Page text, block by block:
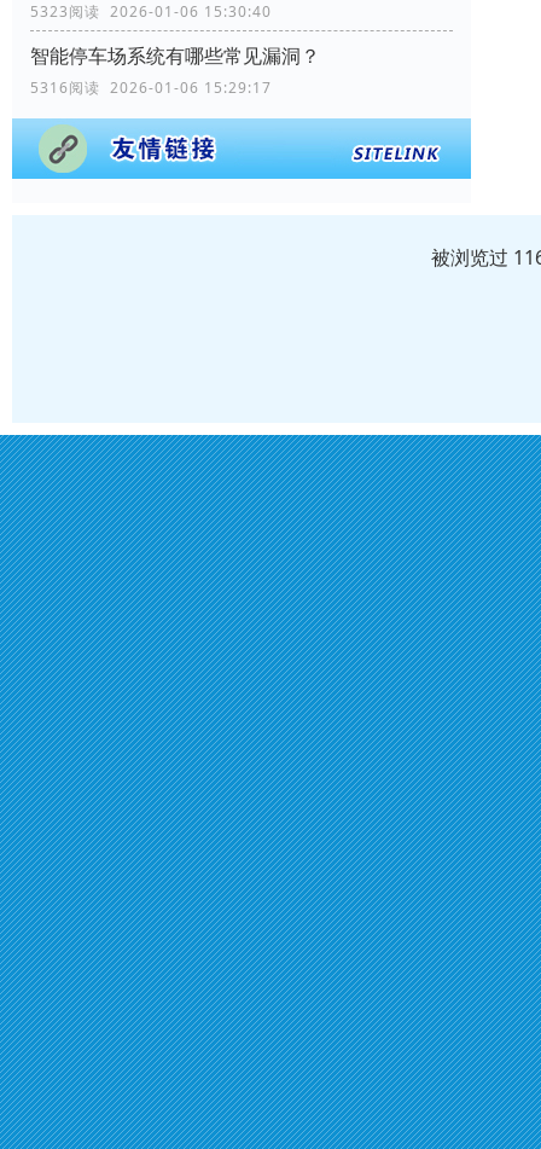
5323阅读 2026-01-06 15:30:40
智能停车场系统有哪些常见漏洞？
5316阅读 2026-01-06 15:29:17
被浏览过